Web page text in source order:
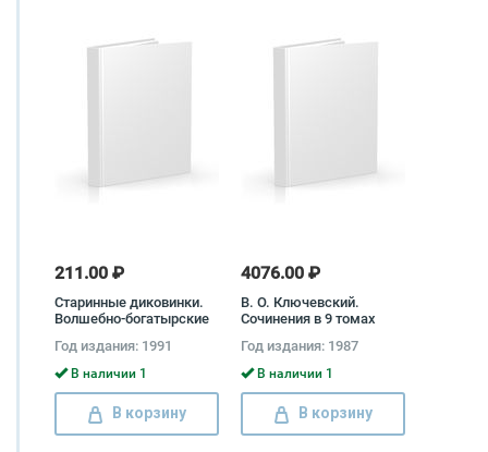
211.00 ₽
Старинные диковинки.
Волшебно-богатырские
(комплект из 2 книг)
Михаил Чулков
Год издания: 1991
В наличии 1
В корзину
4076.00 ₽
В. О. Ключевский.
Сочинения в 9 томах
Ключевский
Год издания: 1987
В наличии 1
В корзину